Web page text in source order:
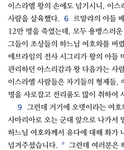
이스라엘 왕의 손에도 넘기시니, 이스
사람을 살육했다. 6 르말랴의 아들
12만 명을 죽였는데, 모두 용맹스러
그들이 조상들의 하느님 여호와를 버
에브라임의 전사 시그리가 왕의 아들
관리하던 아스리감과 왕 다음가는 사
이스라엘 사람들은 자기들의 형제들,
명을 사로잡고 전리품도 많이 취하여
9 그런데 거기에 오뎃이라는 여
사마리아로 오는 군대 앞으로 나가서
하느님 여호와께서 유다에 대해 화가
넘겨주셨습니다. ㅎ 그런데 여러분은